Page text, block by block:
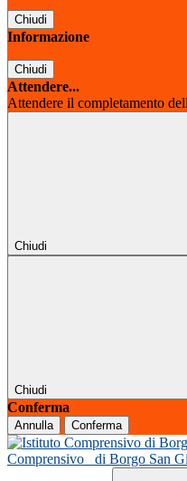
Chiudi
Informazione
Chiudi
Attendere...
Attendere il completamento
Chiudi
Chiudi
Conferma
Annulla Conferma
Comprensivo
di Borgo San